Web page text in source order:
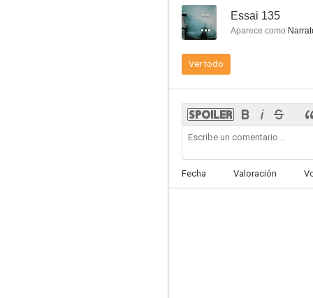
-- Essai 135
Aparece como
Ver todo
Fecha Valoración